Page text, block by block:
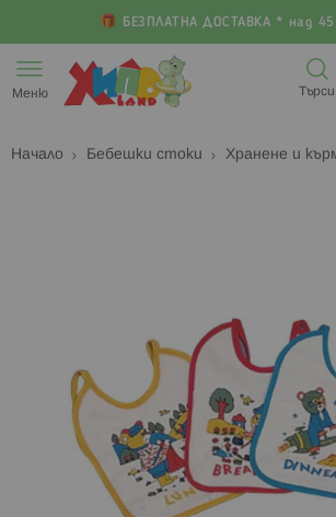
БЕЗПЛАТНА ДОСТАВКА * над
към
съдържанието
Меню Търси
Начало Бебешки стоки Хранене и